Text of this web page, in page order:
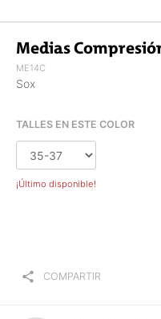
Medias
ME14C
Sox
TALLES EN ESTE COLOR
¡Último disponible!
share COMPARTIR